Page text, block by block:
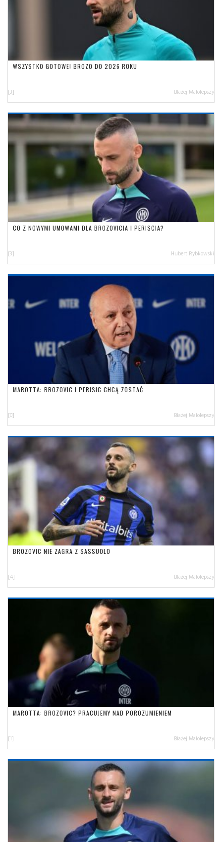
WSZYSTKO GOTOWE! BROZO DO 2026 ROKU
[3] Błażej Małolepszy
CO Z NOWYMI UMOWAMI DLA BROZOVICIA I PERISCIA?
[3] Hubert Rybkowski
MAROTTA: BROZOVIC I PERISIC CHCĄ ZOSTAĆ
[0] Błażej Małolepszy
BROZOVIC NIE ZAGRA Z SASSUOLO
[4] Błażej Małolepszy
MAROTTA: BROZOVIC? PRACUJEMY NAD POROZUMIENIEM
[1] Błażej Małolepszy